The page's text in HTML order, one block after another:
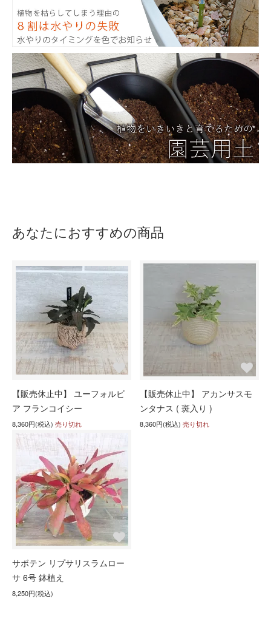
あなたにおすすめの商品
【販売休止中】 ユーフォルビ
ア フランコイシー
8,360円(税込) 売り切れ
【販売休止中】 アカンサスモ
ンタナス ( 斑入り )
8,360円(税込) 売り切れ
サボテン リプサリスラムロー
サ 6号 鉢植え
8,250円(税込)